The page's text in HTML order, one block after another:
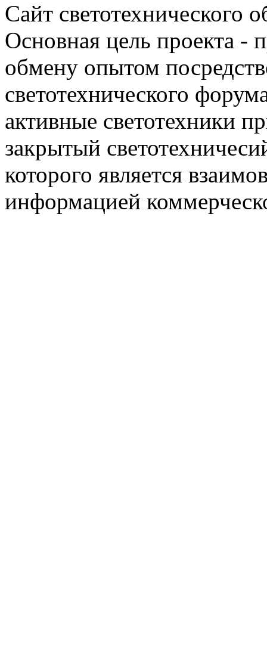
Сайт светотехнического
Основная цель проекта -
обмену опытом
светотехнического
активные светотехники
закрытый
которого является
информацией